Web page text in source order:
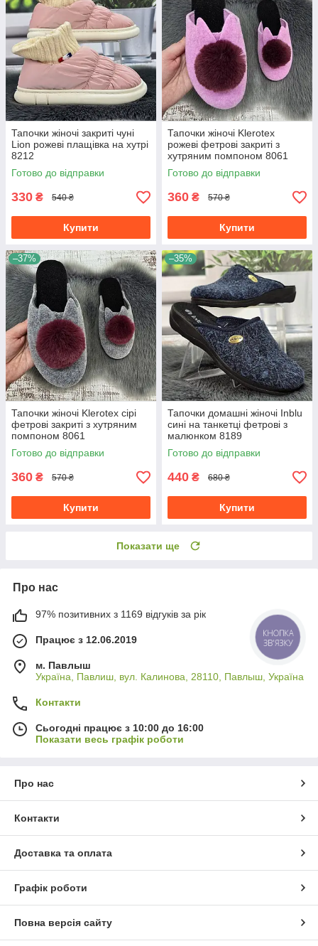
Тапочки жіночі закриті чуні
Lion рожеві плащівка на хутрі
8212
Готово до відправки
330 ₴ 540 ₴
Купити
Тапочки жіночі Klerotex
рожеві фетрові закриті з
хутряним помпоном 8061
Готово до відправки
360 ₴ 570 ₴
Купити
–37%
Тапочки жіночі Klerotex сірі
фетрові закриті з хутряним
помпоном 8061
Готово до відправки
360 ₴ 570 ₴
Купити
–35%
Тапочки домашні жіночі Inblu
сині на танкетці фетрові з
малюнком 8189
Готово до відправки
440 ₴ 680 ₴
Купити
Показати ще
Про нас
97% позитивних з 1169 відгуків за рік
Працює з 12.06.2019
м. Павлыш
Україна, Павлиш, вул. Калинова, 28110, Павлыш, Україна
Контакти
Сьогодні працює з 10:00 до 16:00
Показати весь графік роботи
Про нас
Контакти
Доставка та оплата
Графік роботи
Повна версія сайту
КНОПКА
ЗВ'ЯЗКУ